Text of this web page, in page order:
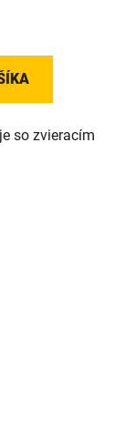
so zvieracím